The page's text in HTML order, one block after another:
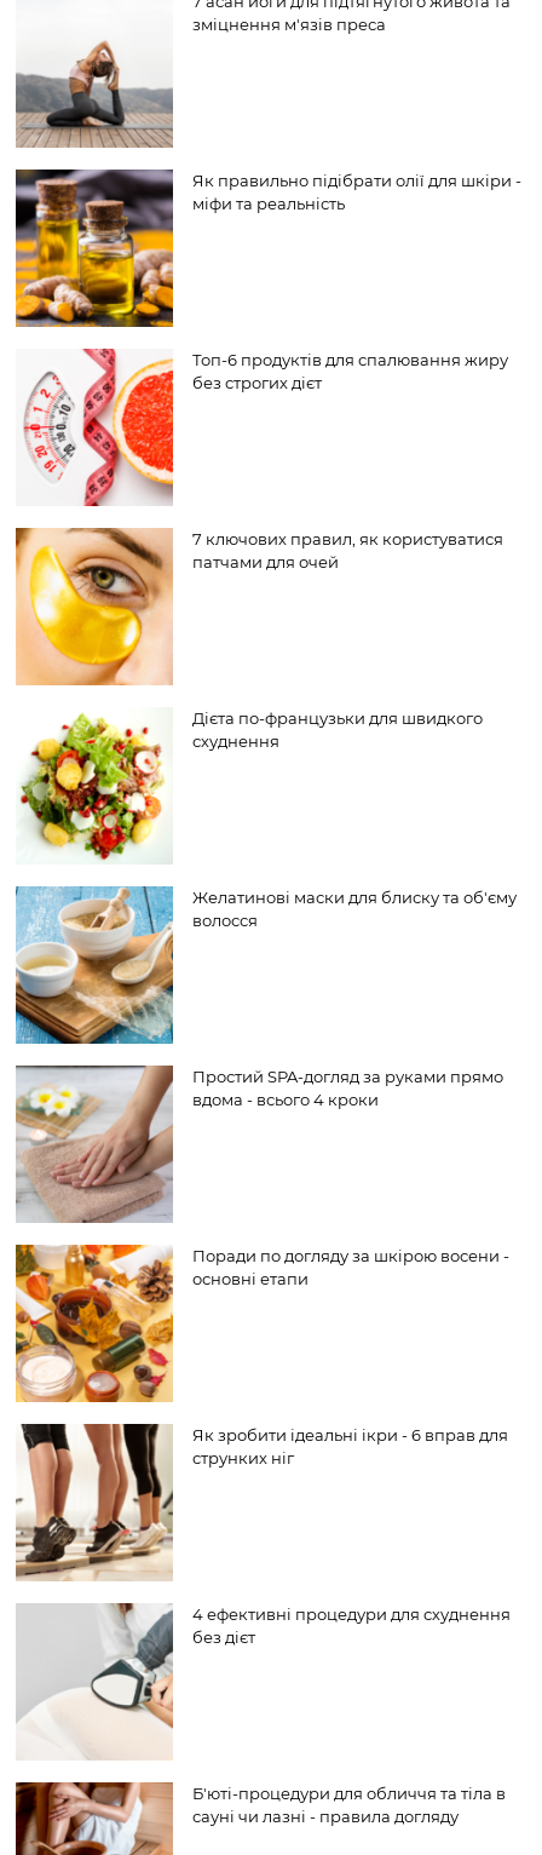
зміцнення м'язів преса
Як правильно підібрати олії для шкіри -
міфи та реальність
Топ-6 продуктів для спалювання жиру
без строгих дієт
7 ключових правил, як користуватися
патчами для очей
Дієта по-французьки для швидкого
схуднення
Желатинові маски для блиску та об'єму
волосся
Простий SPA-догляд за руками прямо
вдома - всього 4 кроки
Поради по догляду за шкірою восени -
основні етапи
Як зробити ідеальні ікри - 6 вправ для
струнких ніг
4 ефективні процедури для схуднення
без дієт
Б'юті-процедури для обличчя та тіла в
сауні чи лазні - правила догляду